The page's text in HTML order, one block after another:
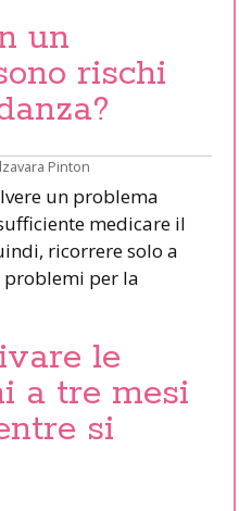
un
rischi
Pinton
un problema
medicare il
ricorrere solo a
problemi per la
le
a tre mesi
si